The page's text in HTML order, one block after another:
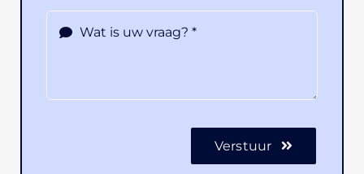
Verstuur